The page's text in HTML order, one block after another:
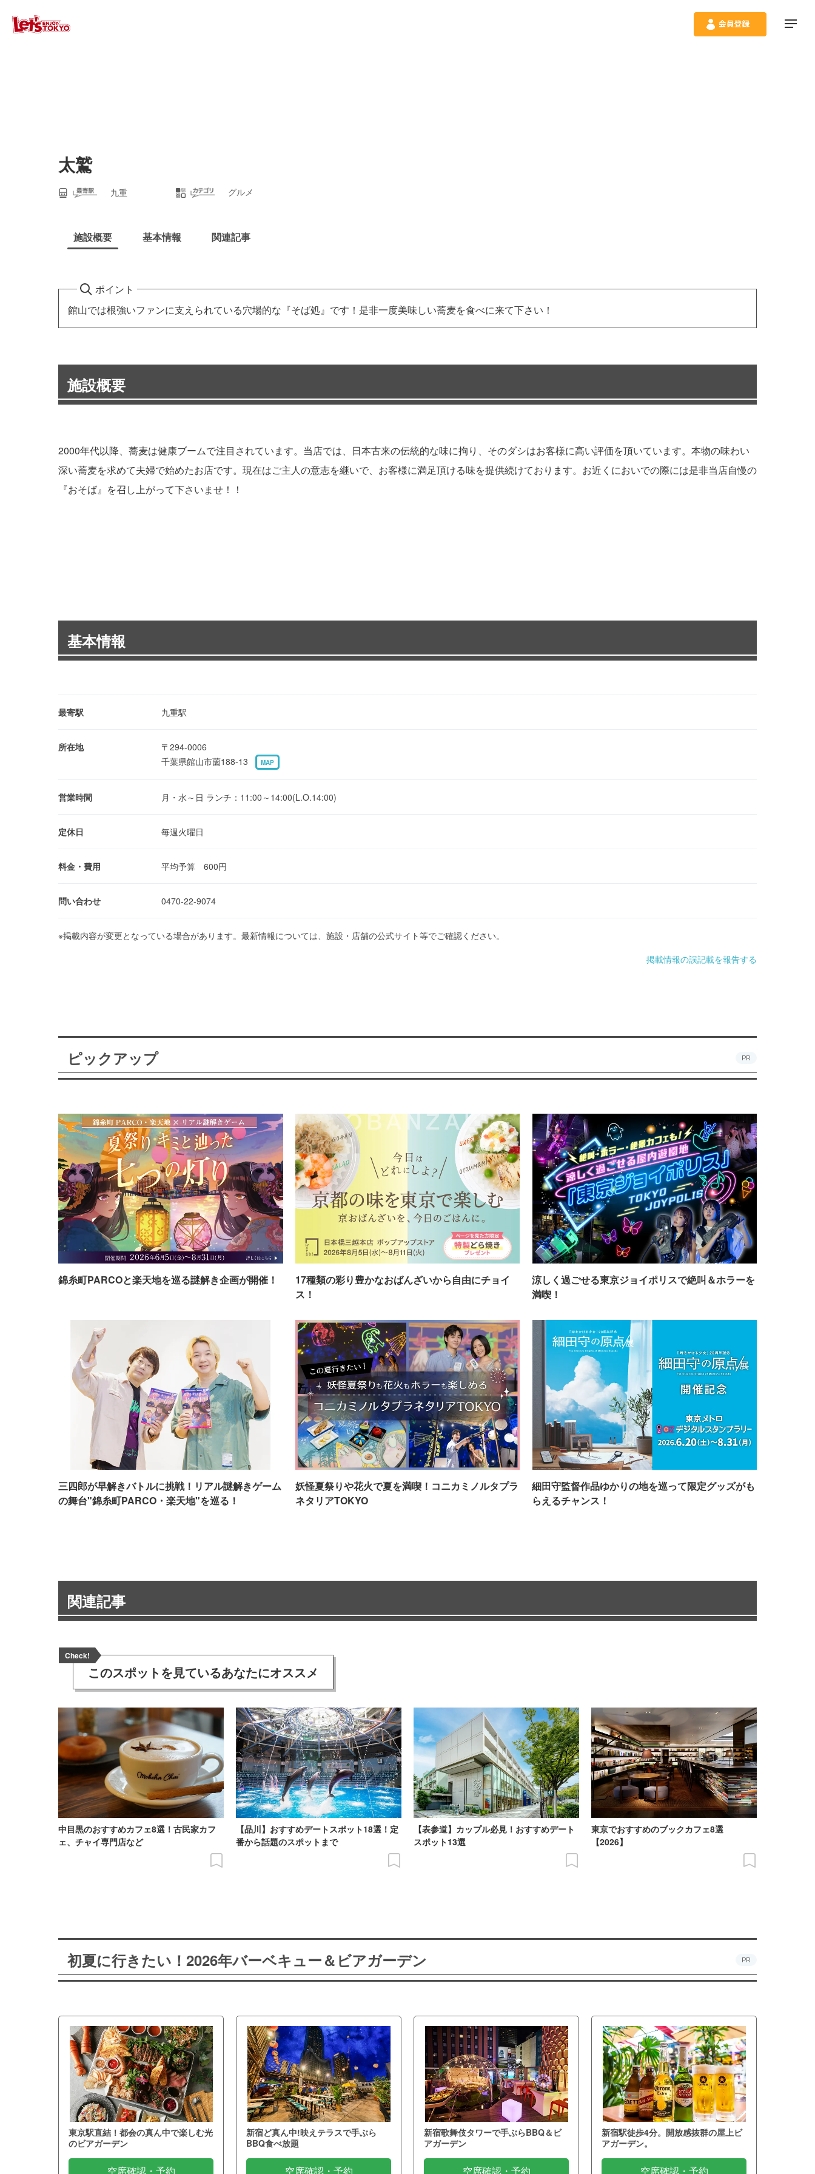
太鷲
九重 グルメ
施設概要 基本情報 関連記事
ポイント
館山では根強いファンに支えられている穴場的な『そば処』です！是非一度美味しい蕎麦を食べに来て下さい！
施設概要
2000年代以降、蕎麦は健康ブームで注目されています。当店では、日本古来の伝統的な味に拘り、そのダシはお客様に高い評価を頂いています。本物の味わい
深い蕎麦を求めて夫婦で始めたお店です。現在はご主人の意志を継いで、お客様に満足頂ける味を提供続けております。お近くにおいでの際には是非当店自慢の
『おそば』を召し上がって下さいませ！！
基本情報
最寄駅 九重駅
所在地
〒294-0006
千葉県館山市薗188-13
MAP
営業時間 月・水～日 ランチ：11:00～14:00(L.O.14:00)
定休日 毎週火曜日
料金・費用 平均予算 600円
問い合わせ 0470-22-9074
※掲載内容が変更となっている場合があります。最新情報については、施設・店舗の公式サイト等でご確認ください。
掲載情報の誤記載を報告する
ピックアップ PR
錦糸町PARCOと楽天地を巡る謎解き企画が開催！
17種類の彩り豊かなおばんざいから自由にチョイ
ス！
涼しく過ごせる東京ジョイポリスで絶叫＆ホラーを
満喫！
三四郎が早解きバトルに挑戦！リアル謎解きゲーム
の舞台"錦糸町PARCO・楽天地"を巡る！
妖怪夏祭りや花火で夏を満喫！コニカミノルタプラ
ネタリアTOKYO
細田守監督作品ゆかりの地を巡って限定グッズがも
らえるチャンス！
関連記事
Check!
このスポットを見ているあなたにオススメ
中目黒のおすすめカフェ8選！古民家カフ
ェ、チャイ専門店など
【品川】おすすめデートスポット18選！定
番から話題のスポットまで
【表参道】カップル必見！おすすめデート
スポット13選
東京でおすすめのブックカフェ8選
【2026】
初夏に行きたい！2026年バーベキュー＆ビアガーデン PR
東京駅直結！都会の真ん中で楽しむ光
のビアガーデン
空席確認・予約
新宿ど真ん中!映えテラスで手ぶら
BBQ食べ放題
空席確認・予約
新宿歌舞伎タワーで手ぶらBBQ＆ビ
アガーデン
空席確認・予約
新宿駅徒歩4分。開放感抜群の屋上ビ
アガーデン。
空席確認・予約